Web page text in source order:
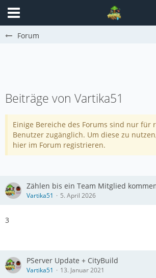
Forum
Beiträge von Vartika51
Einige Bereiche des Forums sind nur für
Benutzer zugänglich. Um diese zu
hier im Forum registrieren.
Zählen bis ein Team Mitglied
Vartika51 5. April 2026
3
PServer Update + CityBuild
Vartika51 13. Januar 2021